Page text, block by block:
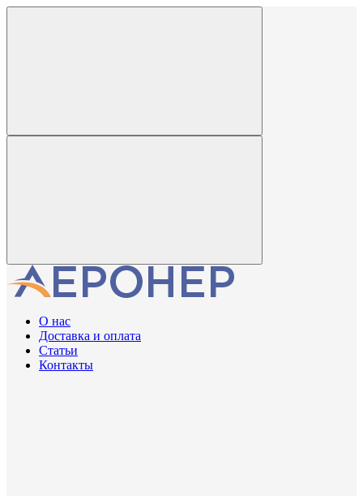
О нас
Доставка и оплата
Статьи
Контакты